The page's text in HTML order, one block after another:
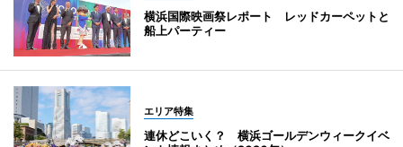
横浜国際映画祭レポート レッドカーペットと
船上パーティー
エリア特集
連休どこいく？ 横浜ゴールデンウィークイベ